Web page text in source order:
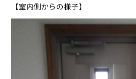
【室内側からの様子】